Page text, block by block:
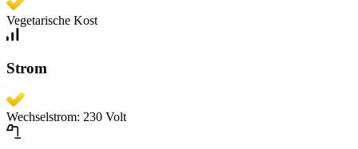
Vegetarische Kost
Strom
Wechselstrom: 230 Volt